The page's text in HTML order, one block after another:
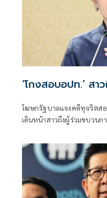
‘โกงสอบอปท.’ ส
โฆษกรัฐบาลแจงคดีทุจริต
เดินหน้าสาวถึงผู้ร่วมขบวน
ประชาชนต่อระบบการสอบ